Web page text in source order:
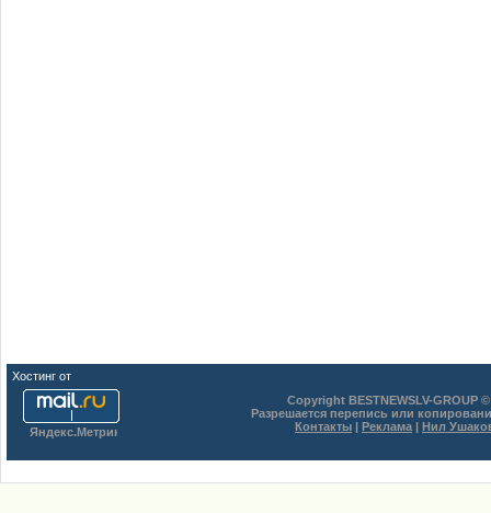
Хостинг от
Copyright BESTNEWSLV-GROUP
Разрешается перепись или
Контакты | Реклама | Нил